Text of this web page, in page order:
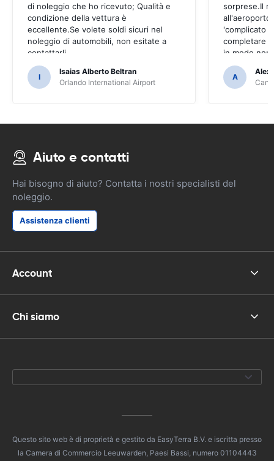
di noleggio che ho ricevuto; Qualità e
condizione della vettura è
eccellente.Se volete soldi sicuri nel
noleggio di automobili, non esitate a
contattarli
I
Isaias Alberto Beltran
Orlando International Airport
sorprese.Il
all'aeroporto
'complicato
completare
in modo
A
Alex
Aiuto e contatti
Hai bisogno di aiuto? Contatta i nostri specialisti del
noleggio.
Assistenza clienti
Account
Chi siamo
Questo sito web è di proprietà e gestito da EasyTerra B.V. e iscritta presso
la Camera di Commercio Leeuwarden, Paesi Bassi, numero 01104443